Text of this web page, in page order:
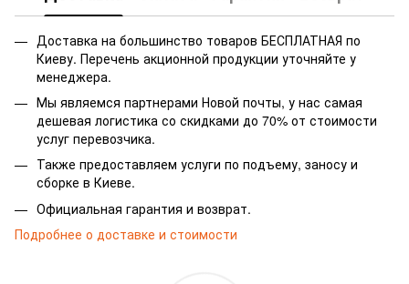
Доставка на большинство товаров БЕСПЛАТНАЯ по
Киеву. Перечень акционной продукции уточняйте у
менеджера.
Мы являемся партнерами Новой почты, у нас самая
дешевая логистика со скидками до 70% от стоимости
услуг перевозчика.
Также предоставляем услуги по подъему, заносу и
сборке в Киеве.
Официальная гарантия и возврат.
Подробнее о доставке и стоимости